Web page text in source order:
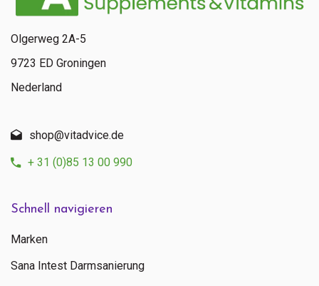
Schnell navigieren
Marken
Sana Intest Darmsanierung
Olgerweg 2A-5
9723 ED Groningen
Nederland
shop@vitadvice.de
+ 31 (0)85 13 00 990